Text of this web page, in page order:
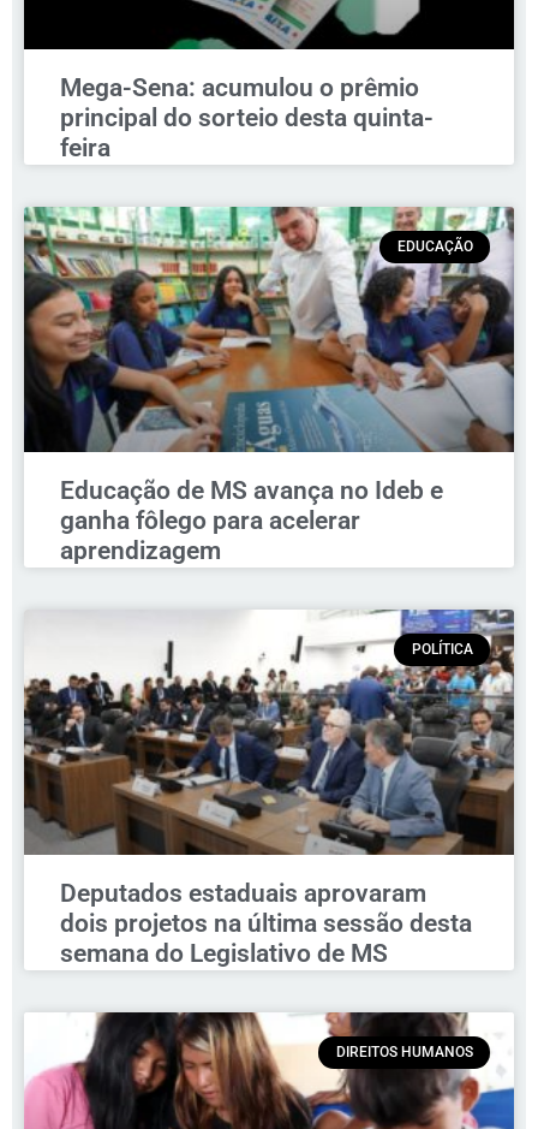
Mega-Sena: acumulou o prêmio
principal do sorteio desta quinta-
feira
EDUCAÇÃO
Educação de MS avança no Ideb e
ganha fôlego para acelerar
aprendizagem
POLÍTICA
Deputados estaduais aprovaram
dois projetos na última sessão desta
semana do Legislativo de MS
DIREITOS HUMANOS